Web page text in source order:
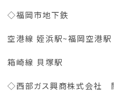
◇福岡市地下鉄
空港線 姪浜駅~福岡空港駅
箱崎線 貝塚駅
◇西部ガス興商株式会社